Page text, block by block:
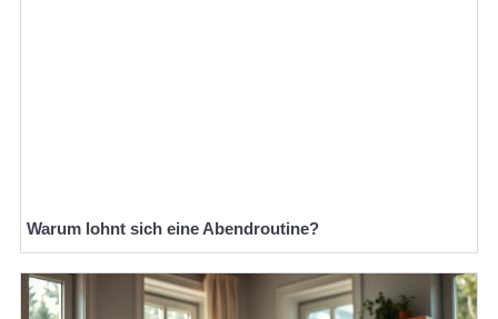
Warum lohnt sich eine Abendroutine?